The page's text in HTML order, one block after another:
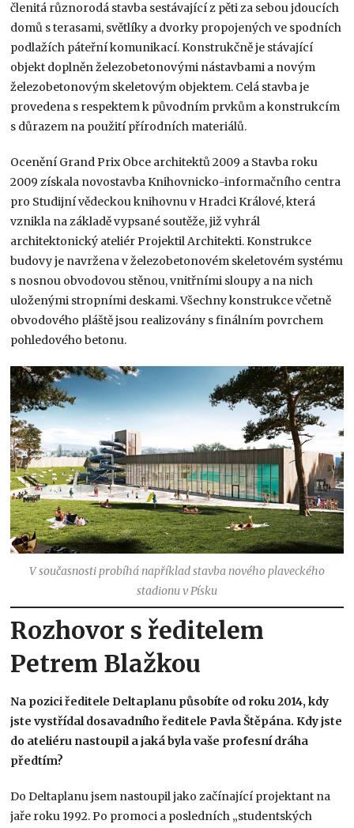
členitá různorodá stavba sestávající z pěti za sebou jdoucích
domů s terasami, světlíky a dvorky propojených ve spodních
podlažích páteřní komunikací. Konstrukčně je stávající
objekt doplněn železobetonovými nástavbami a novým
železobetonovým skeletovým objektem. Celá stavba je
provedena s respektem k původním prvkům a konstrukcím
s důrazem na použití přírodních materiálů.
Ocenění Grand Prix Obce architektů 2009 a Stavba roku
2009 získala novostavba Knihovnicko-informačního centra
pro Studijní vědeckou knihovnu v Hradci Králové, která
vznikla na základě vypsané soutěže, již vyhrál
architektonický ateliér Projektil Architekti. Konstrukce
budovy je navržena v železobetonovém skeletovém systému
s nosnou obvodovou stěnou, vnitřními sloupy a na nich
uloženými stropními deskami. Všechny konstrukce včetně
obvodového pláště jsou realizovány s finálním povrchem
pohledového betonu.
V současnosti probíhá například stavba nového plaveckého
stadionu v Písku
Rozhovor s ředitelem
Petrem Blažkou
Na pozici ředitele Deltaplanu působíte od roku 2014, kdy
jste vystřídal dosavadního ředitele Pavla Štěpána. Kdy jste
do ateliéru nastoupil a jaká byla vaše profesní dráha
předtím?
Do Deltaplanu jsem nastoupil jako začínající projektant na
jaře roku 1992. Po promoci a posledních „studentských